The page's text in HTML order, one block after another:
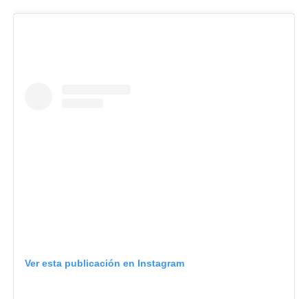
Ver esta publicación en Instagram